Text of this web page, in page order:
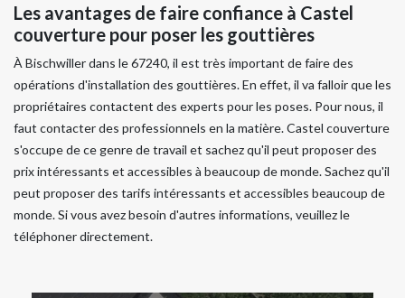
Les avantages de faire confiance à Castel
couverture pour poser les gouttières
À Bischwiller dans le 67240, il est très important de faire des
opérations d'installation des gouttières. En effet, il va falloir que les
propriétaires contactent des experts pour les poses. Pour nous, il
faut contacter des professionnels en la matière. Castel couverture
s'occupe de ce genre de travail et sachez qu'il peut proposer des
prix intéressants et accessibles à beaucoup de monde. Sachez qu'il
peut proposer des tarifs intéressants et accessibles beaucoup de
monde. Si vous avez besoin d'autres informations, veuillez le
téléphoner directement.